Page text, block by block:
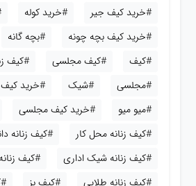
#خرید کیف جیر
#خرید کوله
#خرید کیف بچه چونه
#بچه گانه
#کیف
#کیف مجلسی #کیف
#مجلسی
#شیک
#خرید
#میو میو
#خرید کیف مجلسی
#کیف زنانه محل کار
#کیف زنانه
#کیف زنانه شیک اداری
#کیف زنانه
#کیف زنانه طلایی
#کیف بز